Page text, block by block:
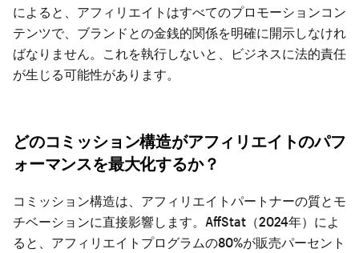
によると、アフィリエイトはすべてのプロモーションコン
テンツで、ブランドとの金銭的関係を明確に開示しなけれ
ばなりません。これを執行しないと、ビジネスに法的責任
が生じる可能性があります。
どのコミッション構造がアフィリエイトのパフ
ォーマンスを最大化するか？
コミッション構造は、アフィリエイトパートナーの質とモ
チベーションに直接影響します。AffStat（2024年）によ
ると、アフィリエイトプログラムの80%が販売パーセント